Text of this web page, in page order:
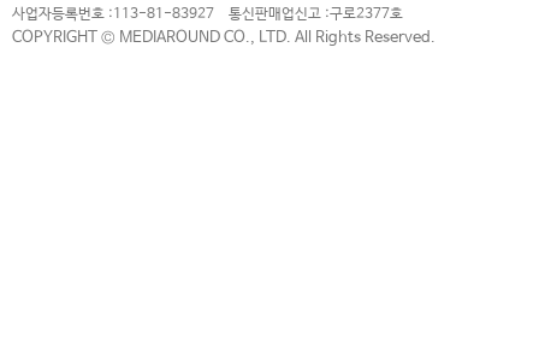
사업자등록번호 :113-81-83927 통신판매업신고 :구로2377호
COPYRIGHT © MEDIAROUND CO., LTD. All Rights Reserved.